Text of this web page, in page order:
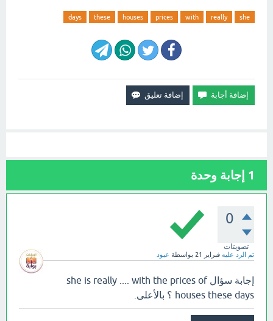
she
really
with
prices
houses
these
days
1 إجابة وحدة
0
تصويتات
تم الرد عليه فبراير 21 بواسطة عبود
إجابة سؤال she is really .... with the prices of
houses these days ؟ بالأعلى.